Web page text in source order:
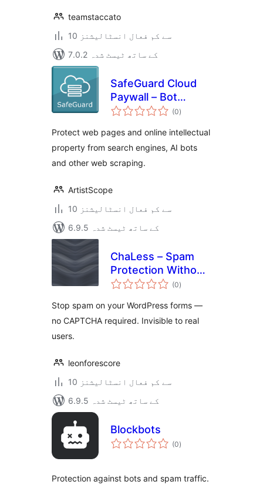
teamstaccato
10 سے کم فعال انسٹالیشنز
7.0.2 کے ساتھ ٹیسٹ شدہ
SafeGuard Cloud
Paywall – Bot
Protection
(0مجموعی
درجہ
)
Protect web pages and online intellectual
property from search engines, AI bots
and other web scraping.
ArtistScope
10 سے کم فعال انسٹالیشنز
6.9.5 کے ساتھ ٹیسٹ شدہ
ChaLess – Spam
Protection Without
CAPTCHA
(0مجموعی
درجہ
)
Stop spam on your WordPress forms —
no CAPTCHA required. Invisible to real
users.
leonforescore
10 سے کم فعال انسٹالیشنز
6.9.5 کے ساتھ ٹیسٹ شدہ
Blockbots
(0مجموعی
درجہ
)
Protection against bots and spam traffic.